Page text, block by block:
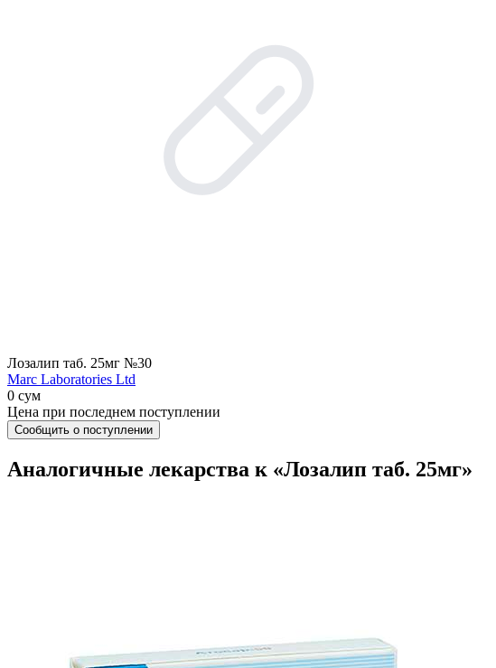
Лозалип таб. 25мг №30
Marc Laboratories Ltd
0 сум
Цена при последнем поступлении
Сообщить о поступлении
Аналогичные лекарства к «Лозалип таб. 25мг»